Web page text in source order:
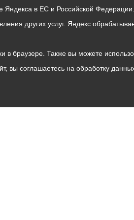
в ЕС и Российской
других услуг. Яндекс
в браузере. Также вы можете
вы соглашаетесь на обработку